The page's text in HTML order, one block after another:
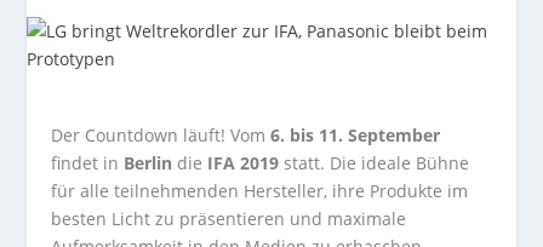
Der Countdown läuft! Vom 6. bis 11. September
findet in Berlin die IFA 2019 statt. Die ideale Bühne
für alle teilnehmenden Hersteller, ihre Produkte im
besten Licht zu präsentieren und maximale